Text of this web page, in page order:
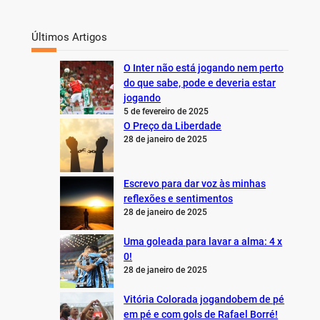
Últimos Artigos
O Inter não está jogando nem perto
do que sabe, pode e deveria estar
jogando
5 de fevereiro de 2025
O Preço da Liberdade
28 de janeiro de 2025
Escrevo para dar voz às minhas
reflexões e sentimentos
28 de janeiro de 2025
Uma goleada para lavar a alma: 4 x
0!
28 de janeiro de 2025
Vitória Colorada jogandobem de pé
em pé e com gols de Rafael Borré!